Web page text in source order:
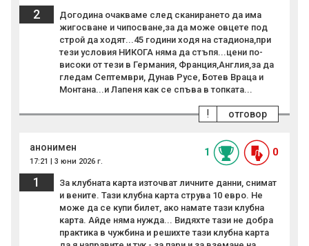
2
Догодина очакваме след сканирането да има
жигосване и чипосване,за да може овцете под
строй да ходят...45 години ходя на стадиона,при
тези условия НИКОГА няма да стъпя...цени по-
високи от тези в Германия, Франция,Англия,за да
гледам Септември, Дунав Русе, Ботев Враца и
Монтана...и Лапеня как се спъва в топката...
отговор
!
анонимен
17:21 | 3 юни 2026 г.
1 0
1
За клубната карта източват личните данни, снимат
и вените. Тази клубна карта струва 10 евро. Не
може да се купи билет, ако намате тази клубна
карта. Айде няма нужда... Видяхте тази не добра
практика в чужбина и решихте тази клубна карта